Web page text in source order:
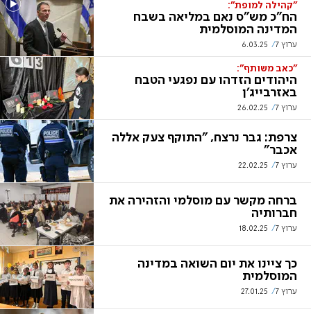
"קהילה למופת":
הח"כ מש"ס נאם במליאה בשבח
המדינה המוסלמית
ערוץ 7 6.03.25
"כאב משותף":
היהודים הזדהו עם נפגעי הטבח
באזרבייג'ן
ערוץ 7 26.02.25
צרפת: גבר נרצח, "התוקף צעק אללה
אכבר"
ערוץ 7 22.02.25
ברחה מקשר עם מוסלמי והזהירה את
חברותיה
ערוץ 7 18.02.25
כך ציינו את יום השואה במדינה
המוסלמית
ערוץ 7 27.01.25